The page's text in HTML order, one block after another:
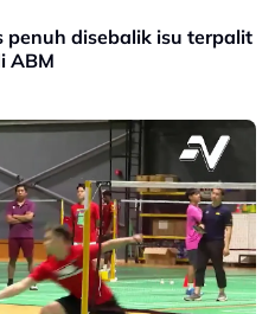
penuh disebalik isu terpalit
ABM